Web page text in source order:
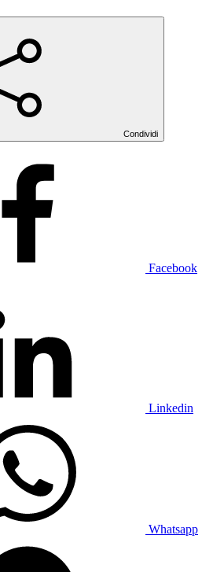
Condividi
Facebook
Linkedin
Whatsapp